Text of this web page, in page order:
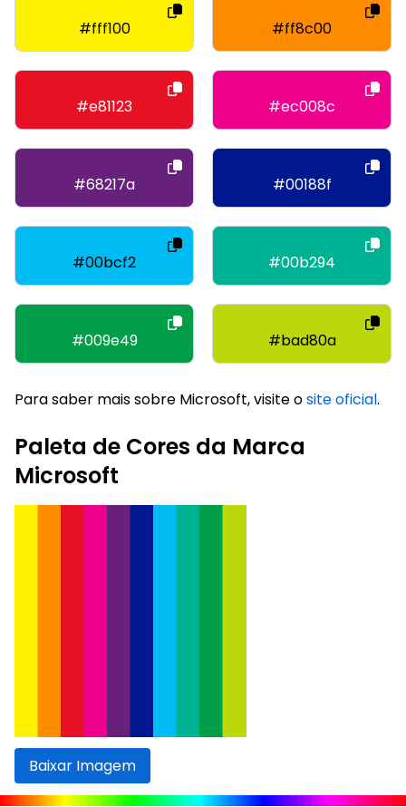
#fff100 #ff8c00
#e81123 #ec008c
#68217a #00188f
#00bcf2 #00b294
#009e49 #bad80a
Para saber mais sobre Microsoft, visite osite oficial.
Paleta de Cores da Marca
Microsoft
Baixar Imagem